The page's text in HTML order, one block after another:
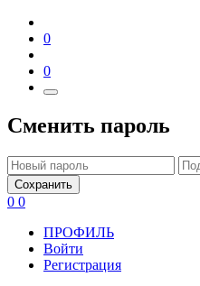
0
0
Сменить пароль
Сохранить
0 0
ПРОФИЛЬ
Войти
Регистрация